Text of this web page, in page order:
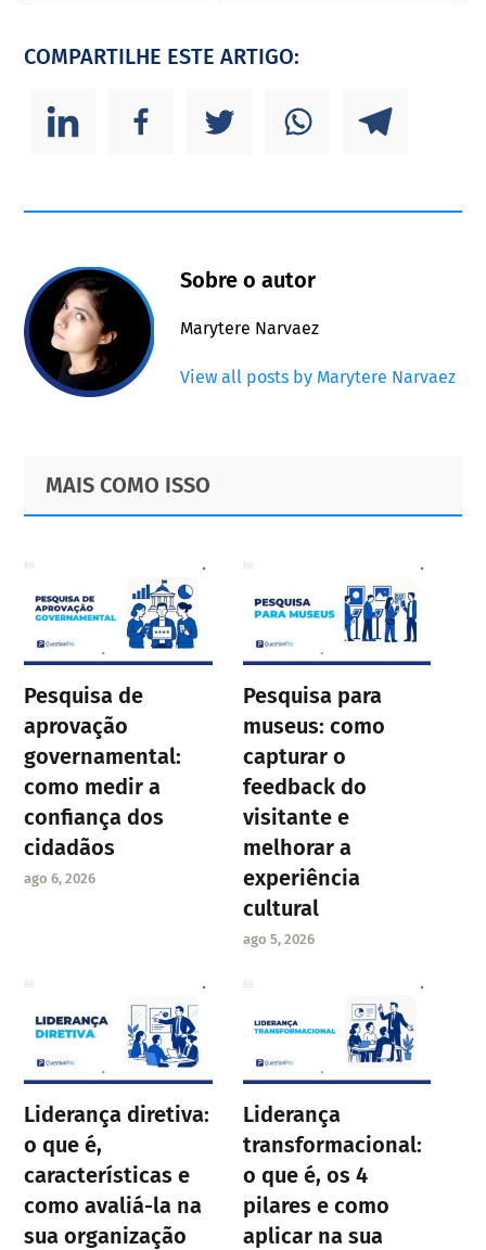
COMPARTILHE ESTE ARTIGO:
Sobre o autor
Marytere Narvaez
View all posts by Marytere Narvaez
Primary
Sidebar
Footer
MAIS COMO ISSO
Pesquisa de
aprovação
governamental:
como medir a
confiança dos
cidadãos
ago 6, 2026
Pesquisa para
museus: como
capturar o
feedback do
visitante e
melhorar a
experiência
cultural
ago 5, 2026
Liderança diretiva:
o que é,
características e
como avaliá-la na
sua organização
Liderança
transformacional:
o que é, os 4
pilares e como
aplicar na sua